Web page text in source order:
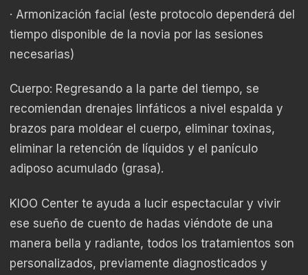
· Armonización facial (este protocolo dependerá del
tiempo disponible de la novia por las sesiones
necesarias)
Cuerpo: Regresando a la parte del tiempo, se
recomiendan drenajes linfáticos a nivel espalda y
brazos para moldear el cuerpo, eliminar toxinas,
eliminar la retención de líquidos y el panículo
adiposo acumulado (grasa).
KIOO Center te ayuda a lucir espectacular y vivir
ese sueño de cuento de hadas viéndote de una
manera bella y radiante, todos los tratamientos son
personalizados, previamente diagnosticados y